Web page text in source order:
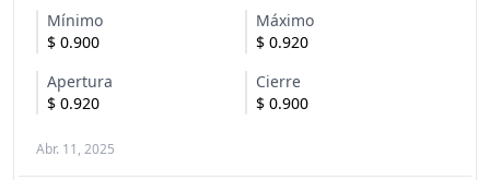
Mínimo
$ 0.900
Máximo
$ 0.920
Apertura
$ 0.920
Cierre
$ 0.900
Abr. 11, 2025